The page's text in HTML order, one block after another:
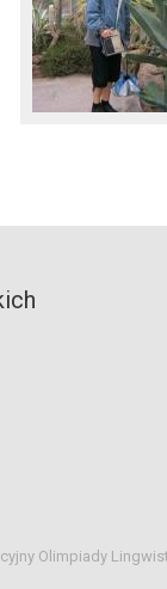
Olimpiady